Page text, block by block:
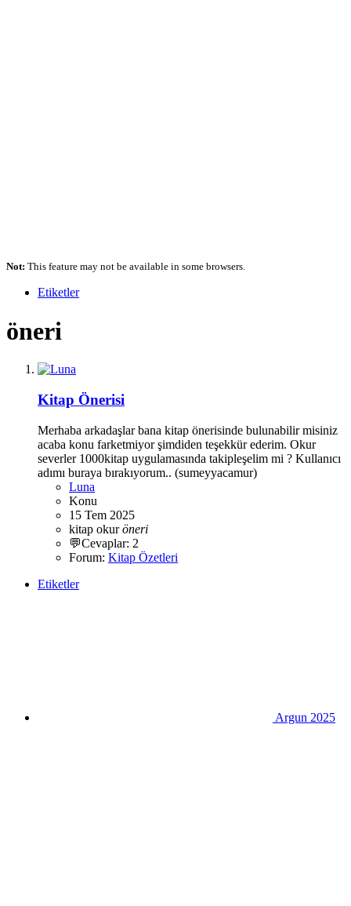
Not: This feature may not be available in some browsers.
Etiketler
öneri
Kitap Önerisi
Merhaba arkadaşlar bana kitap önerisinde bulunabilir misiniz
acaba konu farketmiyor şimdiden teşekkür ederim. Okur
severler 1000kitap uygulamasında takipleşelim mi ? Kullanıcı
adımı buraya bırakıyorum.. (sumeyyacamur)
Luna
Konu
15 Tem 2025
kitap okuröneri
💬Cevaplar: 2
Forum: Kitap Özetleri
Etiketler
Argun 2025